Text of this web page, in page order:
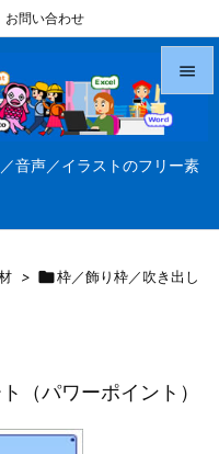
音声／イラストのフリー素




お問い合わせ
> 枠／飾り枠／吹き出し
（パワーポイント）